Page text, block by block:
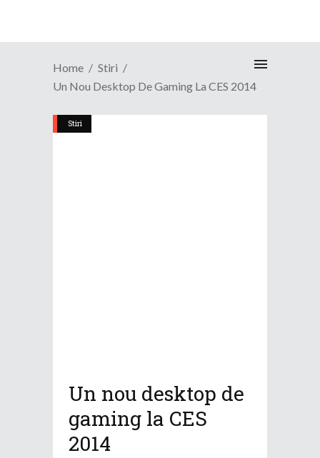
Home
Stiri
Un Nou Desktop De Gaming La CES 2014
Stiri
Un nou desktop de
gaming la CES
2014